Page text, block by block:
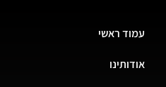
עמוד ראשי
אודותינו